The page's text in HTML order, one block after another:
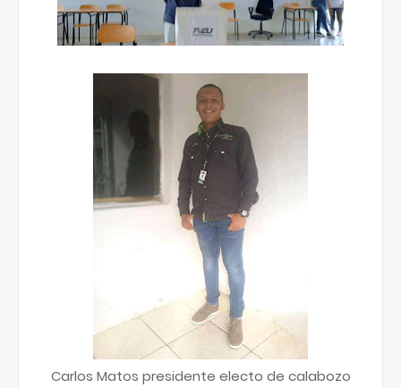
Carlos Matos presidente electo de calabozo